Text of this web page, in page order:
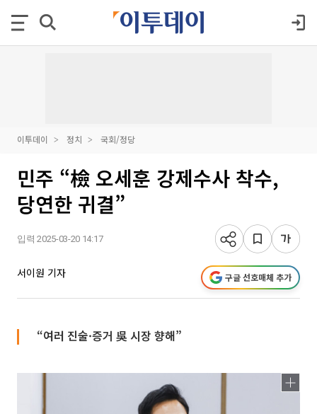
이투데이 정치 국회/정당
민주 “檢 오세훈 강제수사 착수,
당연한 귀결”
입력 2025-03-20 14:17
서이원 기자 구글 선호매체 추가
“여러 진술·증거 吳 시장 향해”